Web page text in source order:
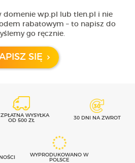
domenie wp.pl lub tlen.pl i nie
rabatowym – to napisz do
go ręcznie.
SIĘ
WYSYŁKA
OD 500 ZŁ
30 DNI NA ZWROT
WYPRODUKOWANO W
POLSCE